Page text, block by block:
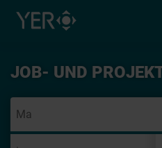
Typ auswählen
JOB- UND